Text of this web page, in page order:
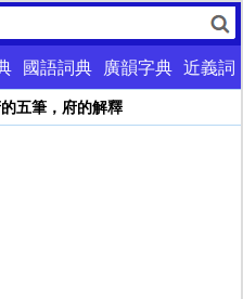
國語詞典 廣韻字典 近義詞
五筆，府的解釋